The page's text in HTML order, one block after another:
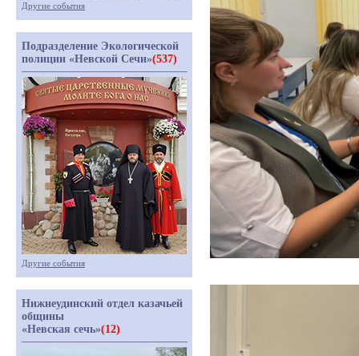
Другие события
Подразделение Экологической
полиции «Невской Сечи»(537)
Другие события
Нижнеудинский отдел казачьей
общины
«Невская сечь»(12)